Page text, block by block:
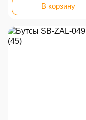
В корзину